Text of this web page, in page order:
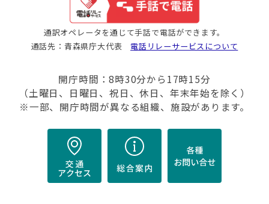
通訳オペレータを通じて手話で電話ができます。
通話先：青森県庁大代表 電話リレーサービスについて
開庁時間：8時30分から17時15分
（土曜日、日曜日、祝日、休日、年末年始を除く）
※一部、開庁時間が異なる組織、施設があります。